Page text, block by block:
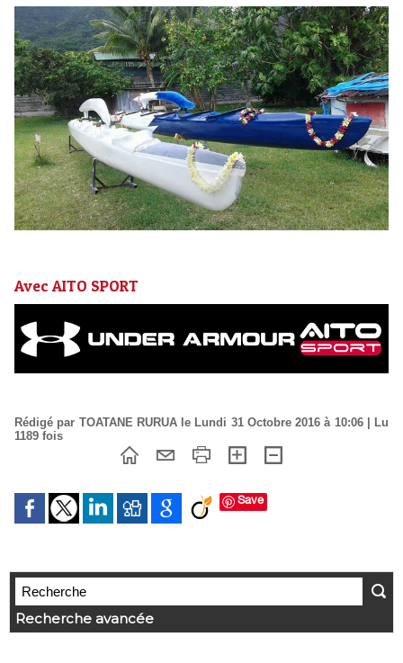
Avec AITO SPORT
Rédigé par TOATANE RURUA le Lundi 31 Octobre 2016 à 10:06 | Lu
1189 fois
Save
Recherche avancée